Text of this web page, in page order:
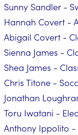
Sunny Sandler -
Hannah Covert -
Abigail Covert -
Sienna James -
Shea James -
Chris Titone -
Jonathan
Toru Iwatani -
Anthony Ippolito